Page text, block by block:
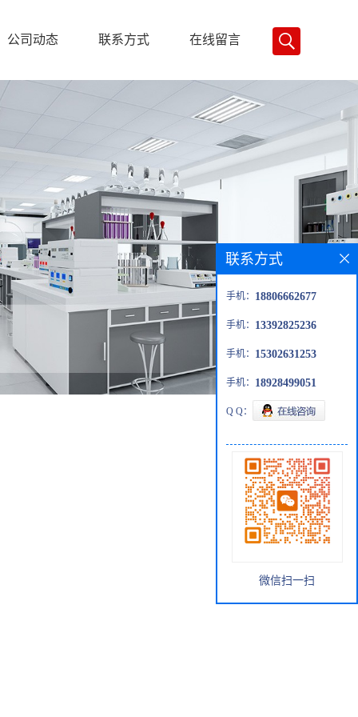
公司动态 联系方式 在线留言
联系方式
手机： 18806662677
手机： 13392825236
手机： 15302631253
手机： 18928499051
Q Q：
微信扫一扫